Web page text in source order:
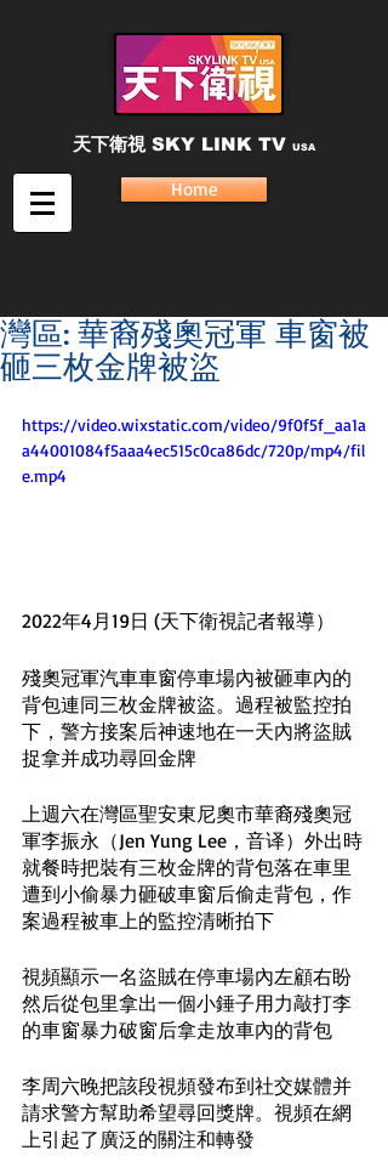
天下衛視 SKY LINK TV USA
Home
灣區: 華裔殘奧冠軍 車窗被
砸三枚金牌被盜
https://video.wixstatic.com/video/9f0f5f_aa1a
a44001084f5aaa4ec515c0ca86dc/720p/mp4/fil
e.mp4
2022年4月19日 (天下衛視記者報導）
殘奧冠軍汽車車窗停車場內被砸車內的
背包連同三枚金牌被盜。過程被監控拍
下，警方接案后神速地在一天內將盜賊
捉拿并成功尋回金牌
上週六在灣區聖安東尼奧市華裔殘奧冠
軍李振永（Jen Yung Lee，音译）外出時
就餐時把裝有三枚金牌的背包落在車里
遭到小偷暴力砸破車窗后偷走背包，作
案過程被車上的監控清晰拍下
視頻顯示一名盜賊在停車場內左顧右盼
然后從包里拿出一個小錘子用力敲打李
的車窗暴力破窗后拿走放車內的背包
李周六晚把該段視頻發布到社交媒體并
請求警方幫助希望尋回獎牌。視頻在網
上引起了廣泛的關注和轉發